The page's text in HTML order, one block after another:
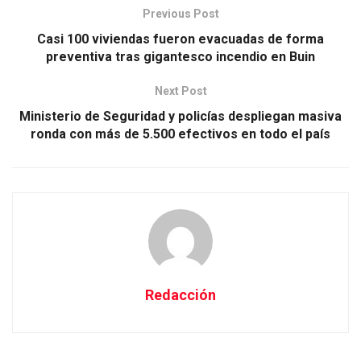
Previous Post
Casi 100 viviendas fueron evacuadas de forma
preventiva tras gigantesco incendio en Buin
Next Post
Ministerio de Seguridad y policías despliegan masiva
ronda con más de 5.500 efectivos en todo el país
Redacción